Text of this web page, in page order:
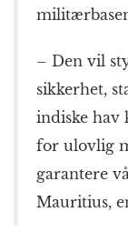
– Den vil
sikkerhet,
indiske hav
for ulovlig
garantere
Mauritius,